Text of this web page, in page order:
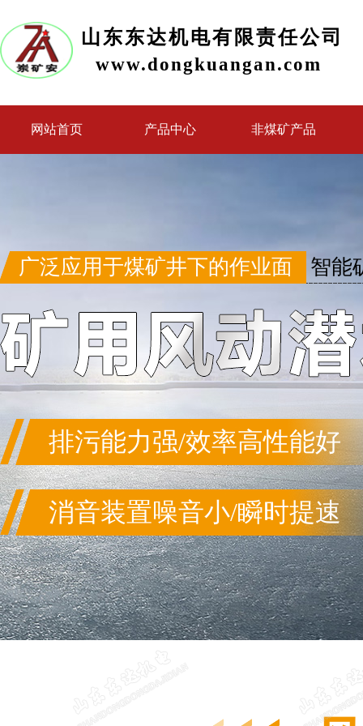
山东东达机电有限责任公司
www.dongkuangan.com
网站首页 产品中心 非煤矿产品
广泛应用于煤矿井下的作业面 智能
排污能力强/效率高性能好
消音装置噪音小/瞬时提速